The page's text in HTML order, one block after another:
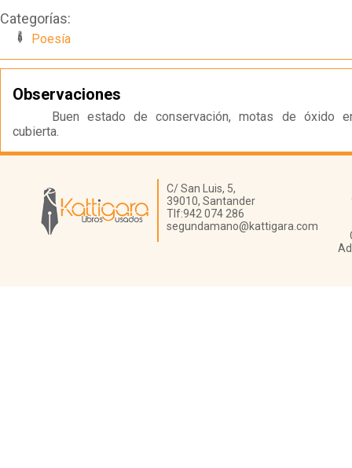
Categorías:
Poesía
Observaciones
Buen estado de conservación, motas de óxido
cubierta.
Librería Kattigara
C/ San Luis, 5,
39010, Santander
Tlf:942 074 286
segundamano@kattigara.com